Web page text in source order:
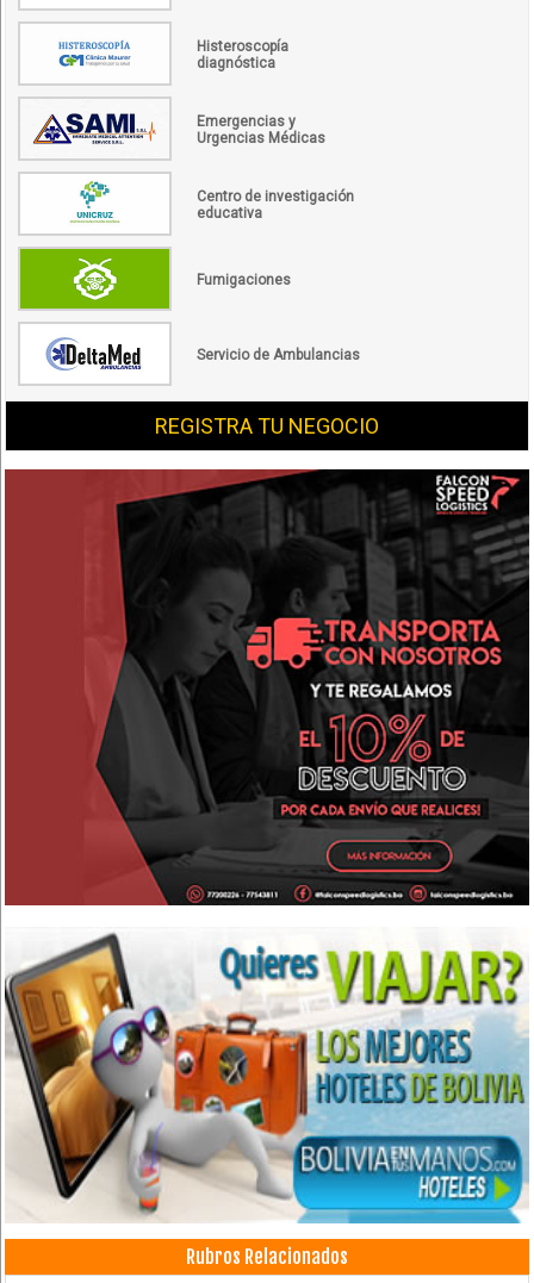
Histeroscopía
diagnóstica
Emergencias y
Urgencias Médicas
Centro de investigación
educativa
Fumigaciones
Servicio de Ambulancias
REGISTRA TU NEGOCIO
Rubros Relacionados